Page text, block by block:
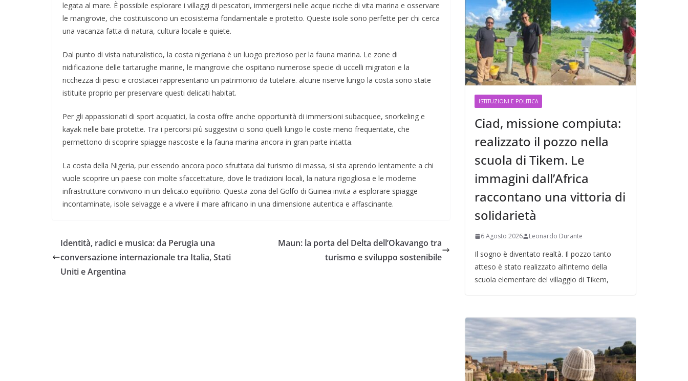
legata al mare. È possibile esplorare i villaggi di pescatori, immergersi nelle acque ricche di vita marina e osservare
le mangrovie, che costituiscono un ecosistema fondamentale e protetto. Queste isole sono perfette per chi cerca
una vacanza fatta di natura, cultura locale e quiete.
Dal punto di vista naturalistico, la costa nigeriana è un luogo prezioso per la fauna marina. Le zone di
nidificazione delle tartarughe marine, le mangrovie che ospitano numerose specie di uccelli migratori e la
ricchezza di pesci e crostacei rappresentano un patrimonio da tutelare. alcune riserve lungo la costa sono state
istituite proprio per preservare questi delicati habitat.
Per gli appassionati di sport acquatici, la costa offre anche opportunità di immersioni subacquee, snorkeling e
kayak nelle baie protette. Tra i percorsi più suggestivi ci sono quelli lungo le coste meno frequentate, che
permettono di scoprire spiagge nascoste e la fauna marina ancora in gran parte intatta.
La costa della Nigeria, pur essendo ancora poco sfruttata dal turismo di massa, si sta aprendo lentamente a chi
vuole scoprire un paese con molte sfaccettature, dove le tradizioni locali, la natura rigogliosa e le moderne
infrastrutture convivono in un delicato equilibrio. Questa zona del Golfo di Guinea invita a esplorare spiagge
incontaminate, isole selvagge e a vivere il mare africano in una dimensione autentica e affascinante.
Identità, radici e musica: da Perugia una
conversazione internazionale tra Italia, Stati
Uniti e Argentina
Maun: la porta del Delta dell’Okavango tra
turismo e sviluppo sostenibile
ISTITUZIONI E POLITICA
Ciad, missione compiuta:
realizzato il pozzo nella
scuola di Tikem. Le
immagini dall’Africa
raccontano una vittoria di
solidarietà
6 Agosto 2026 Leonardo Durante
Il sogno è diventato realtà. Il pozzo tanto
atteso è stato realizzato all’interno della
scuola elementare del villaggio di Tikem,